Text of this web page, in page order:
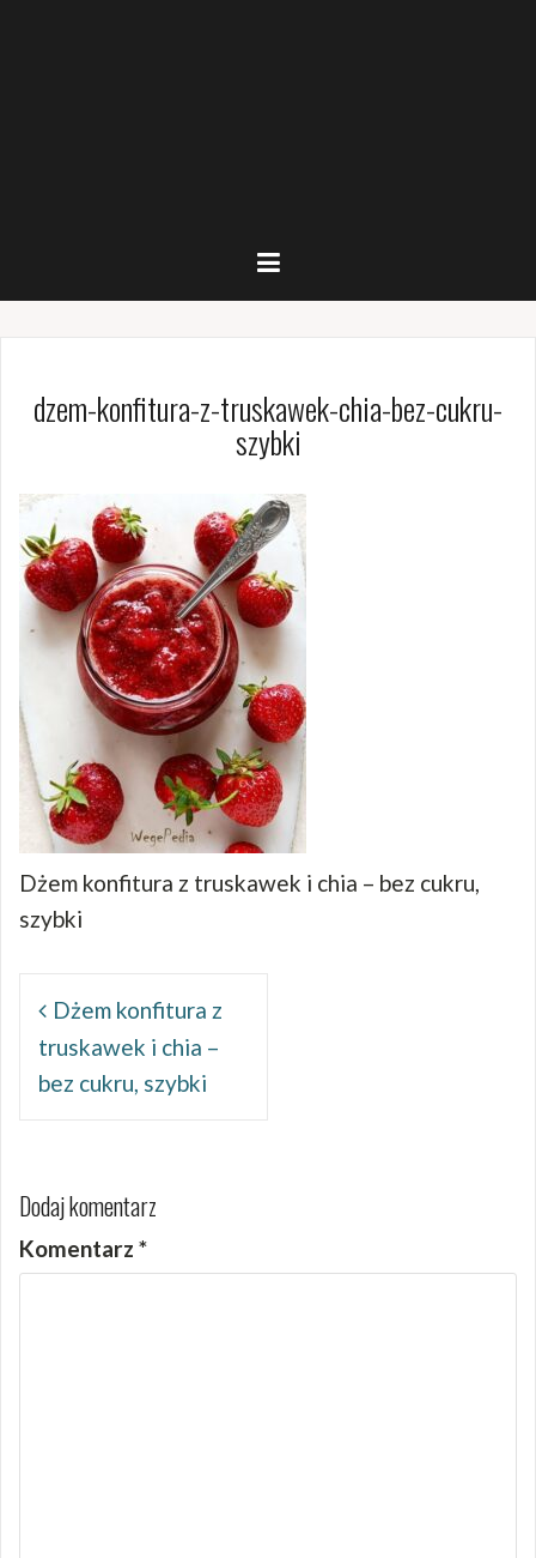
dzem-konfitura-z-truskawek-chia-bez-cukru-
szybki
Dżem konfitura z truskawek i chia – bez cukru,
szybki
wpisuDżem konfitura z
truskawek i chia –
bez cukru, szybki
Dodaj komentarz
Komentarz *